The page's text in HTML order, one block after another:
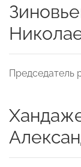
Председатель